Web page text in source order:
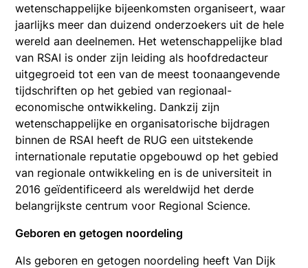
wetenschappelijke bijeenkomsten organiseert, waar
jaarlijks meer dan duizend onderzoekers uit de hele
wereld aan deelnemen. Het wetenschappelijke blad
van RSAI is onder zijn leiding als hoofdredacteur
uitgegroeid tot een van de meest toonaangevende
tijdschriften op het gebied van regionaal-
economische ontwikkeling. Dankzij zijn
wetenschappelijke en organisatorische bijdragen
binnen de RSAI heeft de RUG een uitstekende
internationale reputatie opgebouwd op het gebied
van regionale ontwikkeling en is de universiteit in
2016 geïdentificeerd als wereldwijd het derde
belangrijkste centrum voor Regional Science.
Geboren en getogen noordeling
Als geboren en getogen noordeling heeft Van Dijk